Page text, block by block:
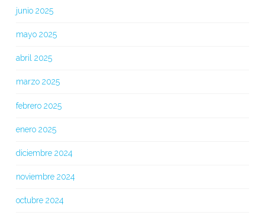
junio 2025
mayo 2025
abril 2025
marzo 2025
febrero 2025
enero 2025
diciembre 2024
noviembre 2024
octubre 2024